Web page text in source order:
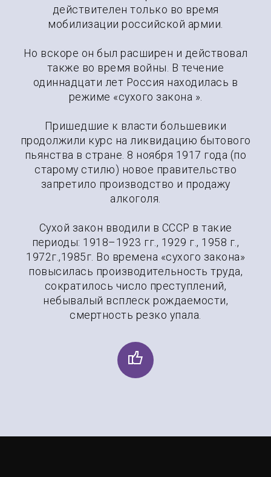
действителен только во время
мобилизации российской армии.
Но вскоре он был расширен и действовал
также во время войны. В течение
одиннадцати лет Россия находилась в
режиме «сухого закона ».
Пришедшие к власти большевики
продолжили курс на ликвидацию бытового
пьянства в стране. 8 ноября 1917 года (по
старому стилю) новое правительство
запретило производство и продажу
алкоголя.
Сухой закон вводили в СССР в такие
периоды: 1918–1923 гг., 1929 г., 1958 г.,
1972г.,1985г. Во времена «сухого закона»
повысилась производительность труда,
сократилось число преступлений,
небывалый всплеск рождаемости,
смертность резко упала.